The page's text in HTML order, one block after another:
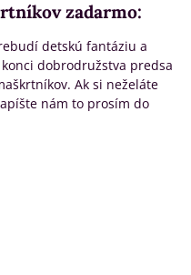
zadarmo:
detskú fantáziu a
dobrodružstva predsa
Ak si neželáte
nám to prosím do